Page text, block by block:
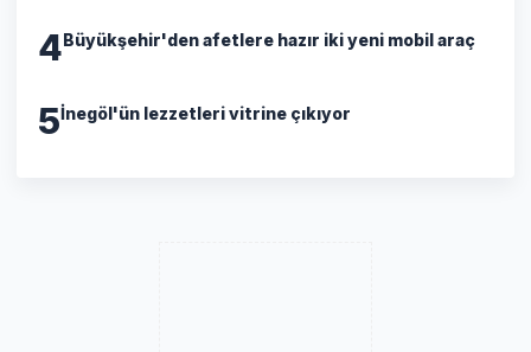
4Büyükşehir'den afetlere hazır iki yeni mobil araç
5İnegöl'ün lezzetleri vitrine çıkıyor